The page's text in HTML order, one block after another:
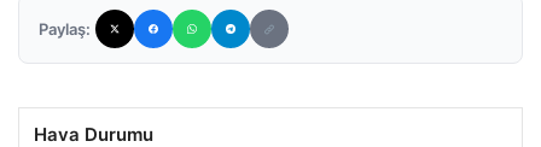
Paylaş:
Hava Durumu